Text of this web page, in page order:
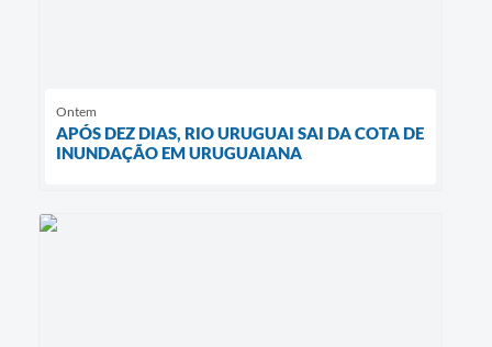
Ontem
APÓS DEZ DIAS, RIO URUGUAI SAI DA COTA DE
INUNDAÇÃO EM URUGUAIANA